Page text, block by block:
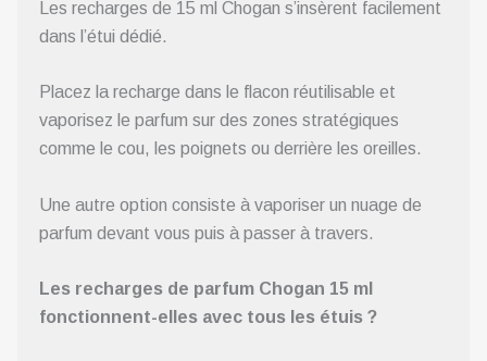
Les recharges de 15 ml Chogan s’insèrent facilement
dans l’étui dédié.
Placez la recharge dans le flacon réutilisable et
vaporisez le parfum sur des zones stratégiques
comme le cou, les poignets ou derrière les oreilles.
Une autre option consiste à vaporiser un nuage de
parfum devant vous puis à passer à travers.
Les recharges de parfum Chogan 15 ml
fonctionnent-elles avec tous les étuis ?